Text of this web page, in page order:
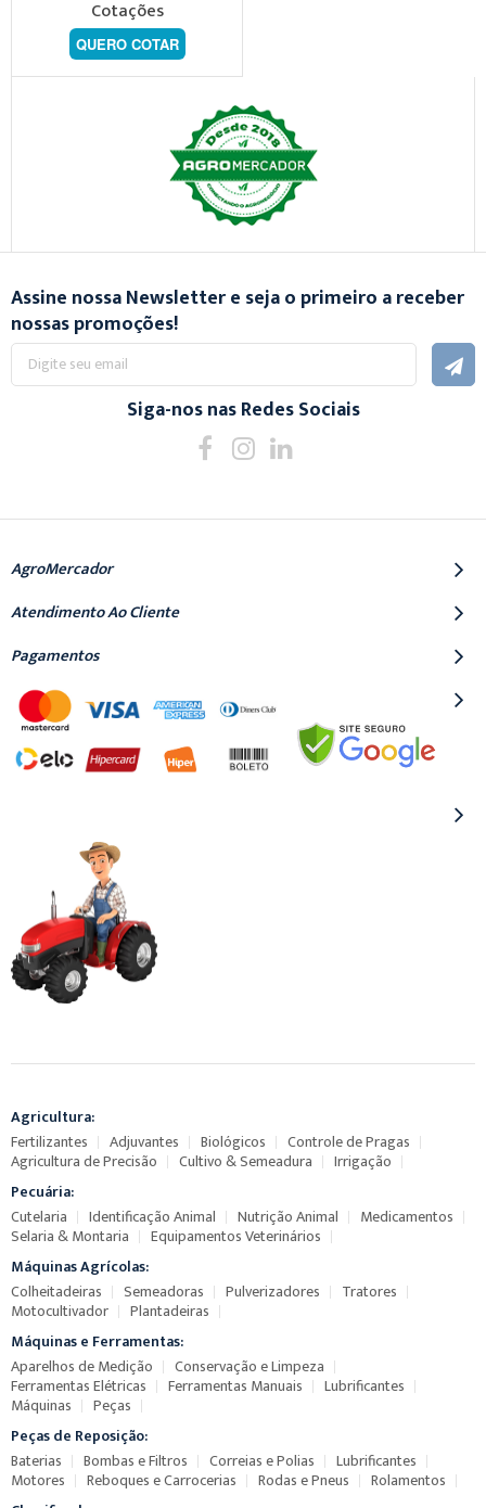
Cotações
QUERO COTAR
Assine nossa Newsletter e seja o primeiro a receber
nossas promoções!
Inscreva-
na
Siga-nos nas Redes Sociais
AgroMercador
Atendimento Ao Cliente
Pagamentos
Agricultura:
Fertilizantes
Adjuvantes Biológicos Controle de Pragas
Agricultura de Precisão Cultivo & Semeadura
Irrigação
Pecuária:
Cutelaria
Identificação Animal Nutrição Animal Medicamentos
Selaria & Montaria
Equipamentos Veterinários
Máquinas Agrícolas:
Colheitadeiras
Semeadoras Pulverizadores Tratores
Motocultivador
Plantadeiras
Máquinas e Ferramentas:
Aparelhos de Medição
Conservação e Limpeza
Ferramentas Elétricas Ferramentas Manuais Lubrificantes
Máquinas
Peças
Peças de Reposição:
Baterias
Bombas e Filtros Correias e Polias Lubrificantes
Motores Reboques e Carrocerias Rodas e Pneus
Rolamentos